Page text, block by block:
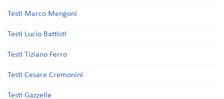
Testi Marco Mengoni
Testi Lucio Battisti
Testi Tiziano Ferro
Testi Cesare Cremonini
Testi Gazzelle